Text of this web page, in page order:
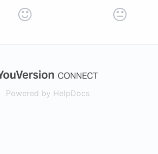
(opens in a new
Powered by HelpDocs